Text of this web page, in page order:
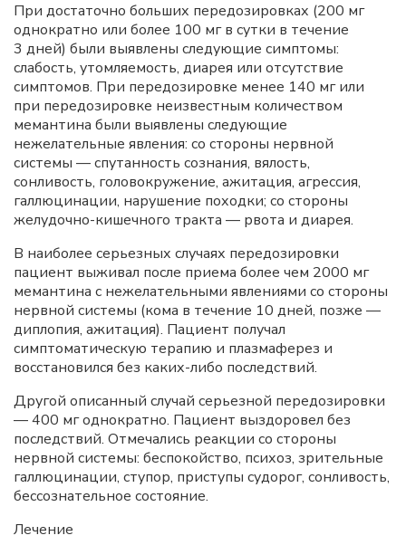
При достаточно больших передозировках (200 мг
однократно или более 100 мг в сутки в течение
3 дней) были выявлены следующие симптомы:
слабость, утомляемость, диарея или отсутствие
симптомов. При передозировке менее 140 мг или
при передозировке неизвестным количеством
мемантина были выявлены следующие
нежелательные явления: со стороны нервной
системы — спутанность сознания, вялость,
сонливость, головокружение, ажитация, агрессия,
галлюцинации, нарушение походки; со стороны
желудочно-кишечного тракта — рвота и диарея.
В наиболее серьезных случаях передозировки
пациент выживал после приема более чем 2000 мг
мемантина с нежелательными явлениями со стороны
нервной системы (кома в течение 10 дней, позже —
диплопия, ажитация). Пациент получал
симптоматическую терапию и плазмаферез и
восстановился без каких-либо последствий.
Другой описанный случай серьезной передозировки
— 400 мг однократно. Пациент выздоровел без
последствий. Отмечались реакции со стороны
нервной системы: беспокойство, психоз, зрительные
галлюцинации, ступор, приступы судорог, сонливость,
бессознательное состояние.
Лечение